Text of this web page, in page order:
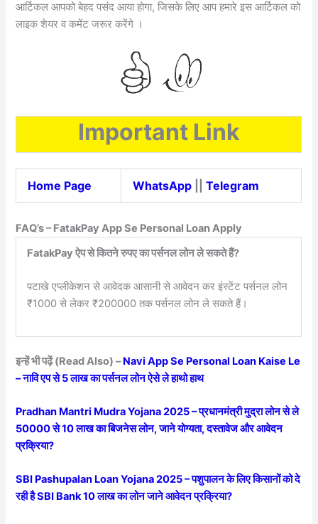
आर्टिकल आपको बेहद पसंद आया होगा, जिसके लिए आप हमारे इस आर्टिकल को
लाइक शेयर व कमेंट जरूर करेंगे ।
Important Link
Home Page WhatsApp ||Telegram
FAQ’s – FatakPay App Se Personal Loan Apply
FatakPay ऐप से कितने रुपए का पर्सनल लोन ले सकते हैं?
पटाखे एप्लीकेशन से आवेदक आसानी से आवेदन कर इंस्टेंट पर्सनल लोन
₹1000 से लेकर ₹200000 तक पर्सनल लोन ले सकते हैं।
इन्हें भी पढ़ें (Read Also) –Navi App Se Personal Loan Kaise Le
– नावि एप से 5 लाख का पर्सनल लोन ऐसे ले हाथो हाथ
Pradhan Mantri Mudra Yojana 2025 – प्रधानमंत्री मुद्रा लोन से ले
50000 से 10 लाख का बिजनेस लोन, जाने योग्यता, दस्तावेज और आवेदन
प्रक्रिया?
SBI Pashupalan Loan Yojana 2025 – पशुपालन के लिए किसानों को दे
रही है SBI Bank 10 लाख का लोन जाने आवेदन प्रक्रिया?